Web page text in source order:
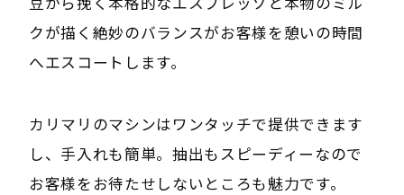
クが描く絶妙のバランスがお客様を憩いの時間
へエスコートします。
カリマリのマシンはワンタッチで提供できます
し、手入れも簡単。抽出もスピーディーなので
お客様をお待たせしないところも魅力です。